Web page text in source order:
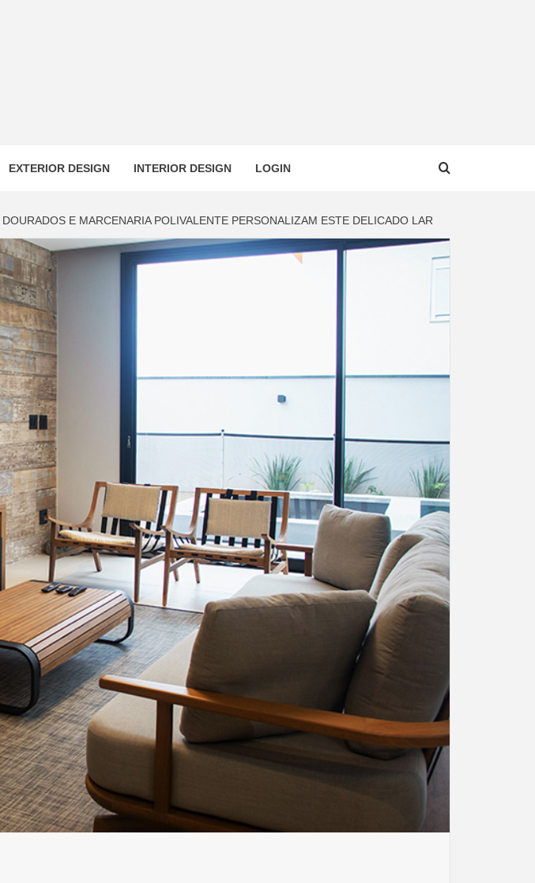
EXTERIOR DESIGN INTERIOR DESIGN LOGIN
E MARCENARIA POLIVALENTE PERSONALIZAM ESTE DELICADO LAR